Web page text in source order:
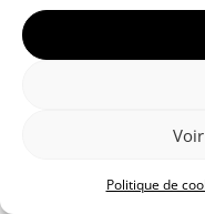
Politique de